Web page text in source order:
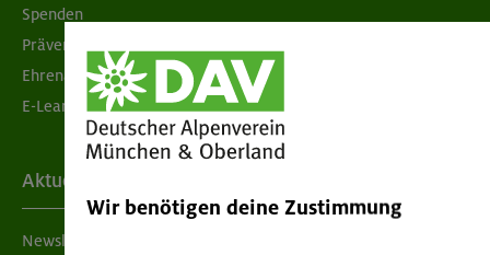
Spenden
Prävention sexualisierter Gewalt
Ehrenamtsbörse
E-Learning
Aktuelles
Newsletter
Wir benötigen deine Zustimmung